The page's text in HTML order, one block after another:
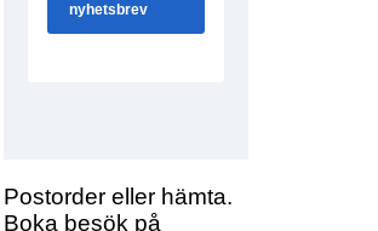
Postorder eller hämta.
Boka besök på